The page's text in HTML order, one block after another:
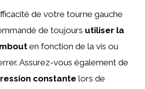
de votre tourne gauche
de toujours utiliser la
en fonction de la vis ou
Assurez-vous également de
constante lors de